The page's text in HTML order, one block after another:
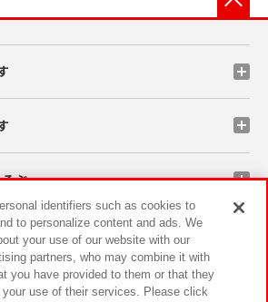
ぶ
ペーン
identifiers such as cookies to
to personalize content and ads. We
your use of our website with our
partners, who may combine it with
you have provided to them or that they
your use of their services. Please click